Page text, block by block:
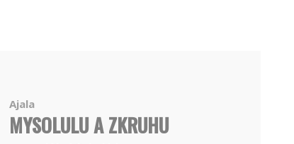
Ajala
MYSOLULU A ZKRUHU